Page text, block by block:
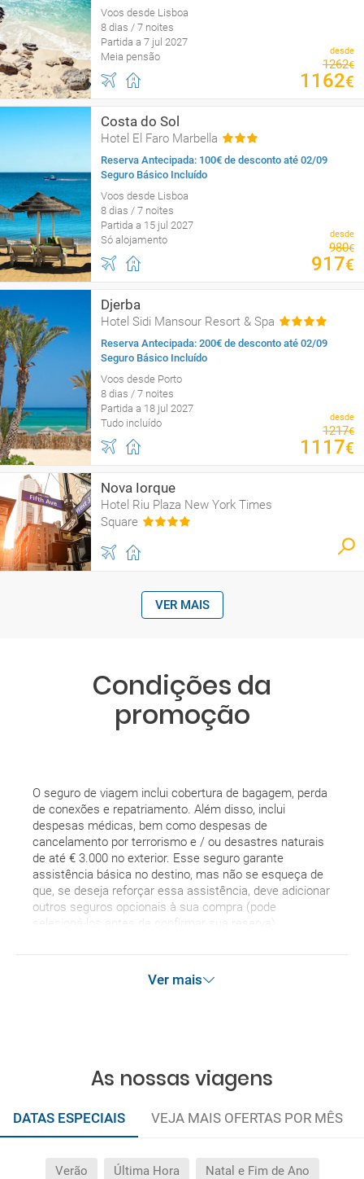
Voos desde Lisboa
8 dias / 7 noites
Partida a 7 jul 2027
Meia pensão
desde
1262€
1162€
Costa do Sol
Hotel El Faro Marbella
Reserva Antecipada: 100€ de desconto até 02/09
Seguro Básico Incluído
Voos desde Lisboa
8 dias / 7 noites
Partida a 15 jul 2027
Só alojamento
desde
980€
917€
Djerba
Hotel Sidi Mansour Resort & Spa
Reserva Antecipada: 200€ de desconto até 02/09
Seguro Básico Incluído
Voos desde Porto
8 dias / 7 noites
Partida a 18 jul 2027
Tudo incluído
desde
1217€
1117€
Nova Iorque
Hotel Riu Plaza New York Times
Square
VER MAIS
Condições da
promoção
O seguro de viagem inclui cobertura de bagagem, perda
de conexões e repatriamento. Além disso, inclui
despesas médicas, bem como despesas de
cancelamento por terrorismo e / ou desastres naturais
de até € 3.000 no exterior. Esse seguro garante
assistência básica no destino, mas não se esqueça de
que, se deseja reforçar essa assistência, deve adicionar
outros seguros opcionais à sua compra (pode
selecioná-los antes de confirmar sua reserva).
Ver mais
As nossas viagens
DATAS ESPECIAIS VEJA MAIS OFERTAS POR MÊS
Verão Última Hora Natal e Fim de Ano